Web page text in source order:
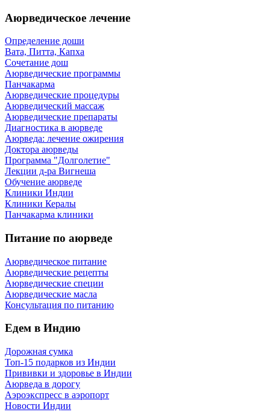
Аюрведическое лечение
Определение доши
Вата, Питта, Капха
Сочетание дош
Аюрведические программы
Панчакарма
Аюрведические процедуры
Аюрведический массаж
Аюрведические препараты
Диагностика в аюрведе
Аюрведа: лечение ожирения
Доктора аюрведы
Программа "Долголетие"
Лекции д-ра Вигнеша
Обучение аюрведе
Клиники Индии
Клиники Кералы
Панчакарма клиники
Питание по аюрведе
Аюрведическое питание
Аюрведические рецепты
Аюрведические специи
Аюрведические масла
Консультация по питанию
Едем в Индию
Дорожная сумка
Топ-15 подарков из Индии
Прививки и здоровье в Индии
Аюрведа в дорогу
Аэроэкспресс в аэропорт
Новости Индии